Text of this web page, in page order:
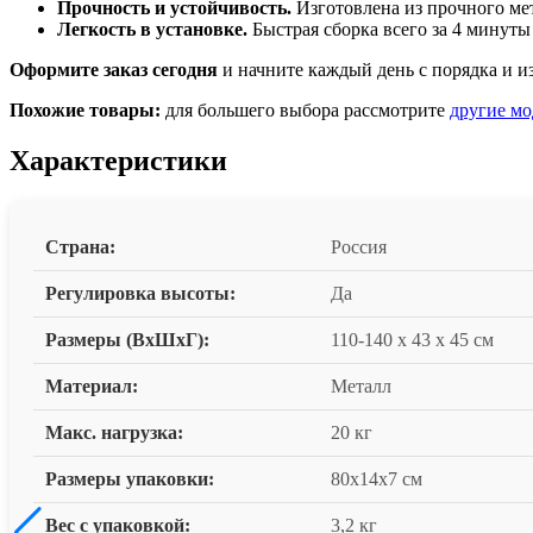
Прочность и устойчивость. Изготовлена из прочного
Легкость в установке. Быстрая сборка всего за 4
Оформите заказ сегодня и начните каждый день с порядка и
Похожие товары: для большего выбора рассмотрите другие
Характеристики
Страна: Россия
Регулировка высоты: Да
Размеры (ВxШxГ): 110-140 x 43 x 45 см
Материал: Металл
Макс. нагрузка: 20 кг
Размеры упаковки: 80x14x7 см
Вес с упаковкой: 3,2 кг